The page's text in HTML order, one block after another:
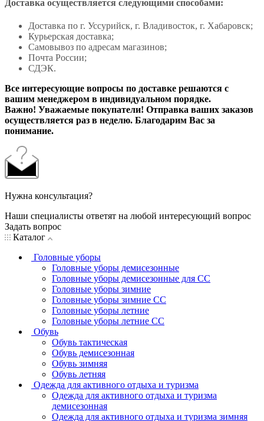
Доставка осуществляется следующими способами:
Доставка по г. Уссурийск, г. Владивосток, г. Хабаровск;
Курьерская доставка;
Самовывоз по адресам магазинов;
Почта России;
СДЭК.
Все интересующие вопросы по доставке решаются с
вашим менеджером в индивидуальном порядке.
Важно! Уважаемые покупатели! Отправка ваших заказов
осуществляется раз в неделю. Благодарим Вас за
понимание.
Нужна консультация?
Наши специалисты ответят на любой интересующий вопрос
Задать вопрос
Каталог
Головные уборы
Головные уборы демисезонные
Головные уборы демисезонные для СС
Головные уборы зимние
Головные уборы зимние СС
Головные уборы летние
Головные уборы летние СС
Обувь
Обувь тактическая
Обувь демисезонная
Обувь зимняя
Обувь летняя
Одежда для активного отдыха и туризма
Одежда для активного отдыха и туризма
демисезонная
Одежда для активного отдыха и туризма зимняя